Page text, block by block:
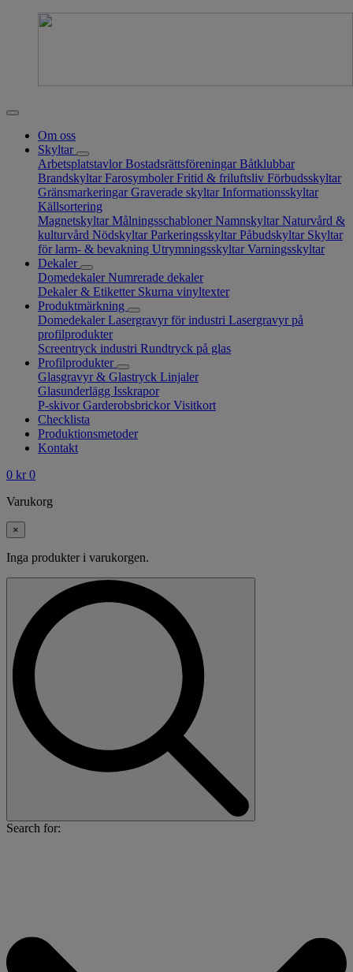
Om oss
Skyltar
Arbetsplatstavlor Bostadsrättsföreningar Båtklubbar
Brandskyltar Farosymboler Fritid & friluftsliv Förbudsskyltar
Gränsmarkeringar Graverade skyltar Informationsskyltar
Källsortering
Magnetskyltar Målningsschabloner Namnskyltar Naturvård &
kulturvård Nödskyltar Parkeringsskyltar Påbudskyltar Skyltar
för larm- & bevakning Utrymningsskyltar Varningsskyltar
Dekaler
Domedekaler Numrerade dekaler
Dekaler & Etiketter Skurna vinyltexter
Produktmärkning
Domedekaler Lasergravyr för industri Lasergravyr på
profilprodukter
Screentryck industri Rundtryck på glas
Profilprodukter
Glasgravyr & Glastryck Linjaler
Glasunderlägg Isskrapor
P-skivor Garderobsbrickor Visitkort
Checklista
Produktionsmetoder
Kontakt
0 kr 0
Varukorg
×
Inga produkter i varukorgen.
Search for: